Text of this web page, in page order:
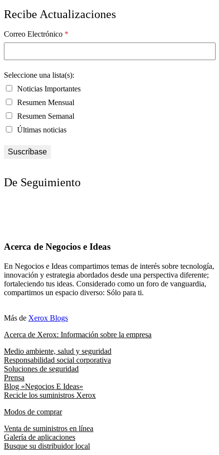
Recibe Actualizaciones
Correo Electrónico *
Seleccione una lista(s):
Noticias Importantes
Resumen Mensual
Resumen Semanal
Últimas noticias
De Seguimiento
Acerca de Negocios e Ideas
En Negocios e Ideas compartimos temas de interés sobre tecnología,
innovación y estrategia abordados desde una perspectiva diferente;
fortaleciendo tus ideas. Considerado como un foro de vanguardia,
compartimos un espacio diverso: Sólo para ti.
Más de Xerox Blogs
Acerca de Xerox: Información sobre la empresa
Medio ambiente, salud y seguridad
Responsabilidad social corporativa
Soluciones de seguridad
Prensa
Blog «Negocios E Ideas»
Recicle los suministros Xerox
Modos de comprar
Venta de suministros en línea
Galería de aplicaciones
Busque su distribuidor local